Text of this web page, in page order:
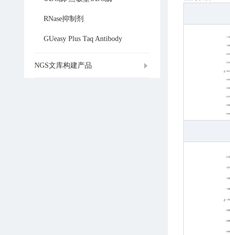
RNase抑制剂
GUeasy Plus Taq Antibody
NGS文库构建产品